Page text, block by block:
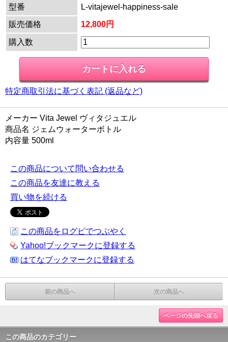
型番
L-vitajewel-happiness-sale
販売価格
12,800円
購入数
特定商取引法に基づく表記 (返品など)
メーカー Vita Jewel ヴィタジュエル
商品名 ジェムウォーターボトル
内容量 500ml
この商品について問い合わせる
この商品を友達に教える
買い物を続ける
この商品をログピでつぶやく
Yahoo!ブックマークに登録する
はてなブックマークに登録する
前の商品へ 次の商品へ
ページの先頭へ戻る
この商品のカテゴリー